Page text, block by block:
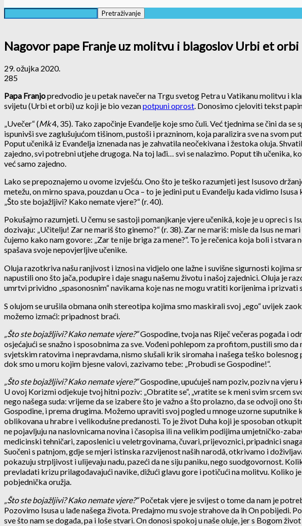
Nagovor pape Franje uz molitvu i blagoslov Urbi et orbi
29. ožujka 2020.
285
Papa Franjopredvodio je u petak navečer na Trgu svetog Petra u Vatikanu molitvu i
svijetu (Urbi et orbi) uz koji je bio vezanpotpuni oprost. Donosimo cjeloviti tekst
„Uvečer“ (Mk4, 35). Tako započinje Evanđelje koje smo čuli. Već tjednima se čini da
ispunivši sve zaglušujućom tišinom, pustoši i prazninom, koja paralizira sve na svom
Poput učenikâ iz Evanđelja iznenada nas je zahvatila neočekivana i žestoka oluja.
zajedno, svi potrebni utjehe drugoga. Na toj lađi… svi se nalazimo. Poput tih učenika,
već samo zajedno.
Lako se prepoznajemo u ovome izvješću. Ono što je teško razumjeti jest Isusovo
metežu, on mirno spava, pouzdan u Oca – to je jedini put u Evanđelju kada vidimo
„Što ste bojažljivi? Kako nemate vjere?“ (r. 40).
Pokušajmo razumjeti. U čemu se sastoji pomanjkanje vjere učenikâ, koje je u opreci
dozivaju: „Učitelju! Zar ne mariš što ginemo?“ (r. 38). Zar ne mariš: misle da Isus ne
čujemo kako nam govore: „Zar te nije briga za mene?“. To je rečenica koja boli i
spašava svoje nepovjerljive učenike.
Oluja razotkriva našu ranjivost i iznosi na vidjelo one lažne i suvišne sigurnosti kojima
napustili ono što jača, podupire i daje snagu našemu životu i našoj zajednici. Oluja je
umrtvi prividno „spasonosnim“ navikama koje nas ne mogu vratiti korijenima i
S olujom se urušila obmana onih stereotipa kojima smo maskirali svoj „ego“ uvijek
možemo izmaći: pripadnost braći.
„Što ste bojažljivi? Kako nemate vjere?“Gospodine, tvoja nas Riječ večeras pogađa i
osjećajući se snažno i sposobnima za sve. Vođeni pohlepom za profitom, pustili smo
svjetskim ratovima i nepravdama, nismo slušali krik siromaha i našega teško
dok smo u moru kojim bjesne valovi, zazivamo tebe: „Probudi se Gospodine!“.
„Što ste bojažljivi? Kako nemate vjere?“Gospodine, upućuješ nam poziv, poziv na
U ovoj Korizmi odjekuje tvoj hitni poziv: „Obratite se“, „vratite se k meni svim srcem
nego našega suda: vrijeme da se izabere što je važno a što prolazno, da se odvoji
Gospodine, i prema drugima. Možemo upraviti svoj pogled u mnoge uzorne
oblikovana u hrabre i velikodušne predanosti. To je život Duha koji je sposoban
ne pojavljuju na naslovnicama novina i časopisa ili na velikim podijima umjetničko-
medicinski tehničari, zaposlenici u veletrgovinama, čuvari, prijevoznici, pripadnici
Suočeni s patnjom, gdje se mjeri istinska razvijenost naših narodâ, otkrivamo i
pokazuju strpljivost i ulijevaju nadu, pazeći da ne siju paniku, nego suodgovornost.
prevladati krizu prilagođavajući navike, dižući glavu gore i potičući na molitvu. Koliko
pobjednička oružja.
„Što ste bojažljivi? Kako nemate vjere?“Početak vjere je svijest o tome da nam je
Pozovimo Isusa u lađe našega života. Predajmo mu svoje strahove da ih On pobijedi.
sve što nam se događa, pa i loše stvari. On donosi spokoj u naše oluje, jer s Bogom